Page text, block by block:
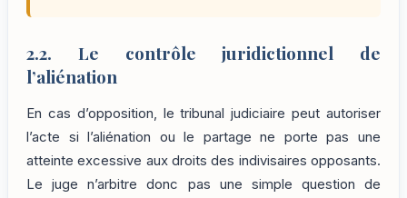
2.2. Le contrôle juridictionnel de
l’aliénation
En cas d’opposition, le tribunal judiciaire peut autoriser
l’acte si l’aliénation ou le partage ne porte pas une
atteinte excessive aux droits des indivisaires opposants.
Le juge n’arbitre donc pas une simple question de